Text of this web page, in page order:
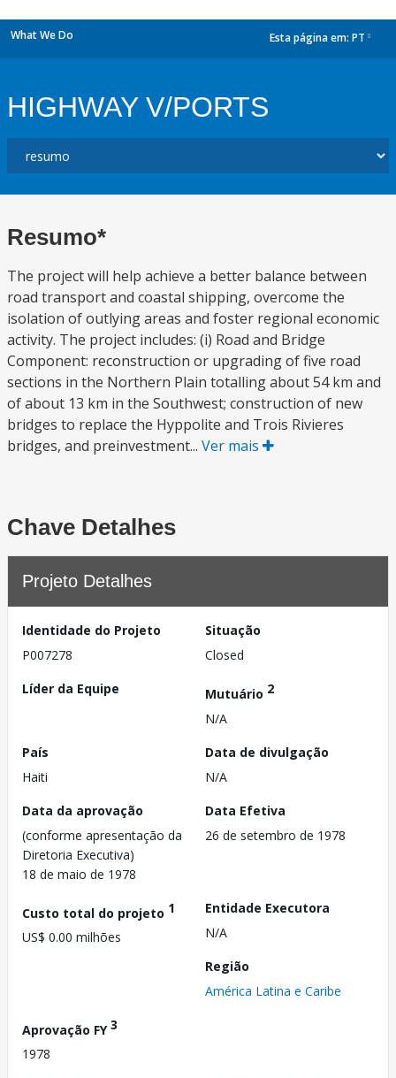
What We Do Esta página em: PT
HIGHWAY V/PORTS
Resumo*
The project will help achieve a better balance between
road transport and coastal shipping, overcome the
isolation of outlying areas and foster regional economic
activity. The project includes: (i) Road and Bridge
Component: reconstruction or upgrading of five road
sections in the Northern Plain totalling about 54 km and
of about 13 km in the Southwest; construction of new
bridges to replace the Hyppolite and Trois Rivieres
bridges, and preinvestment... Ver mais
Chave Detalhes
Projeto Detalhes
Identidade do Projeto
P007278
Situação
Closed
Líder da Equipe
Mutuário 2
N/A
País
Haiti
Data de divulgação
N/A
Data da aprovação
(conforme apresentação da
Diretoria Executiva)
18 de maio de 1978
Data Efetiva
26 de setembro de 1978
Custo total do projeto 1
US$ 0.00 milhões
Entidade Executora
N/A
Região
América Latina e Caribe
Aprovação FY3
1978